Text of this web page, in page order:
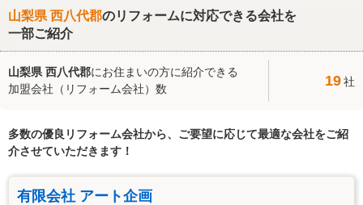
山梨県 西八代郡のリフォームに対応できる会社を
一部ご紹介
山梨県 西八代郡にお住まいの方に紹介できる
加盟会社（リフォーム会社）数
19社
多数の優良リフォーム会社から、ご要望に応じて最適な会社をご紹
介させていただきます！
有限会社 アート企画